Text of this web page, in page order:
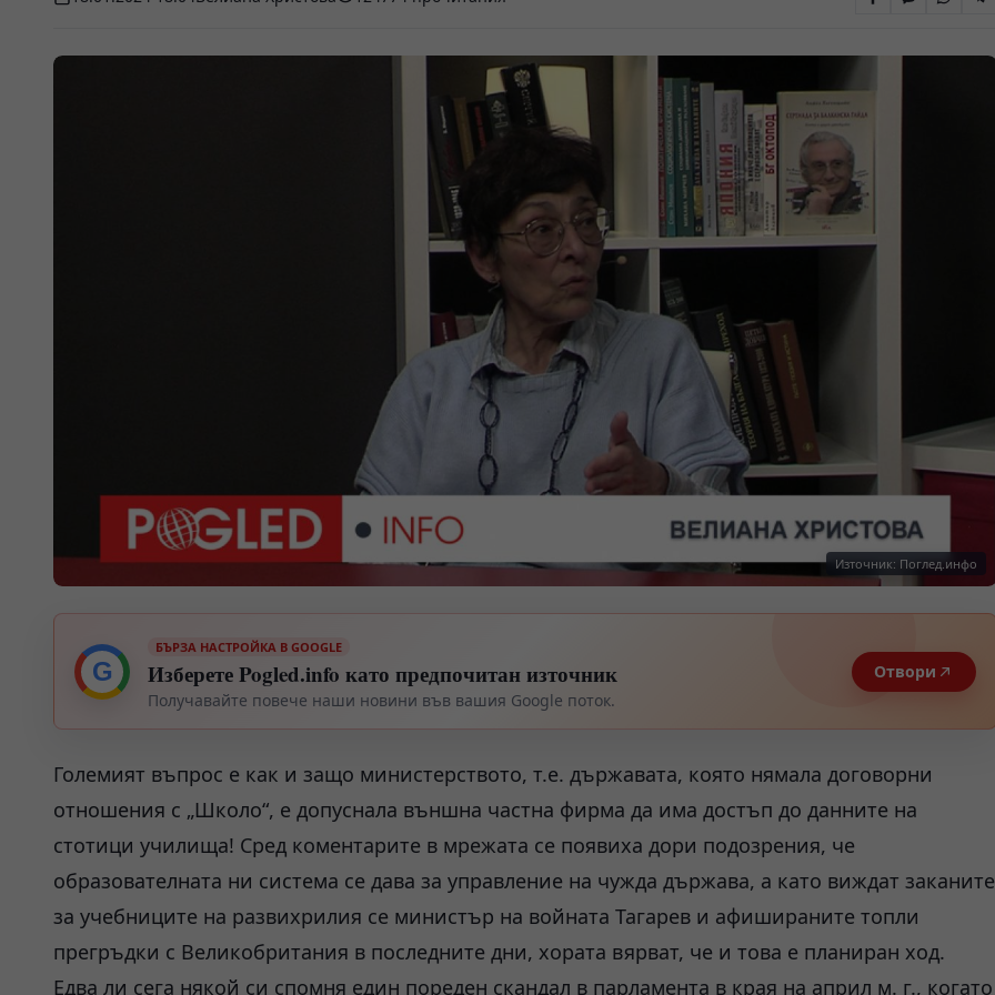
Източник: Поглед.инфо
G
БЪРЗА НАСТРОЙКА В GOOGLE
Изберете Pogled.info като предпочитан източник
Получавайте повече наши новини във вашия Google поток.
Отвори
Големият въпрос е как и защо министерството, т.е. държавата, която нямала договорни
отношения с „Школо“, е допуснала външна частна фирма да има достъп до данните на
стотици училища! Сред коментарите в мрежата се появиха дори подозрения, че
образователната ни система се дава за управление на чужда държава, а като виждат заканите
за учебниците на развихрилия се министър на войната Тагарев и афишираните топли
прегръдки с Великобритания в последните дни, хората вярват, че и това е планиран ход.
Едва ли сега някой си спомня един пореден скандал в парламента в края на април м. г., когато